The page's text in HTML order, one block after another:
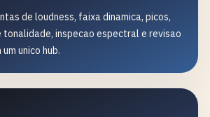
de loudness, faixa dinamica, picos,
tonalidade, inspecao espectral e revisao
unico hub.